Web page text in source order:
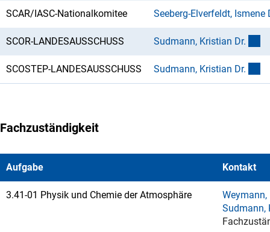
SCAR/IASC-Nationalkomitee Seeberg-Elverfeldt, Ismene
SCOR-LANDESAUSSCHUSS Sudmann, Kristian Dr.
SCOSTEP-LANDESAUSSCHUSS Sudmann, Kristian Dr.
Fachzuständigkeit
Aufgabe Kontakt
3.41-01 Physik und Chemie der Atmosphäre
Weymann,
Sudmann,